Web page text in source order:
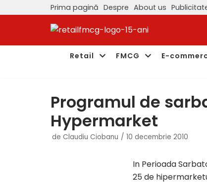
Prima pagină Despre About us
Retail FMCG E-
Programul de
Hypermarket
de Claudiu Ciobanu 10 decembrie 2010
In Perioada
25 de